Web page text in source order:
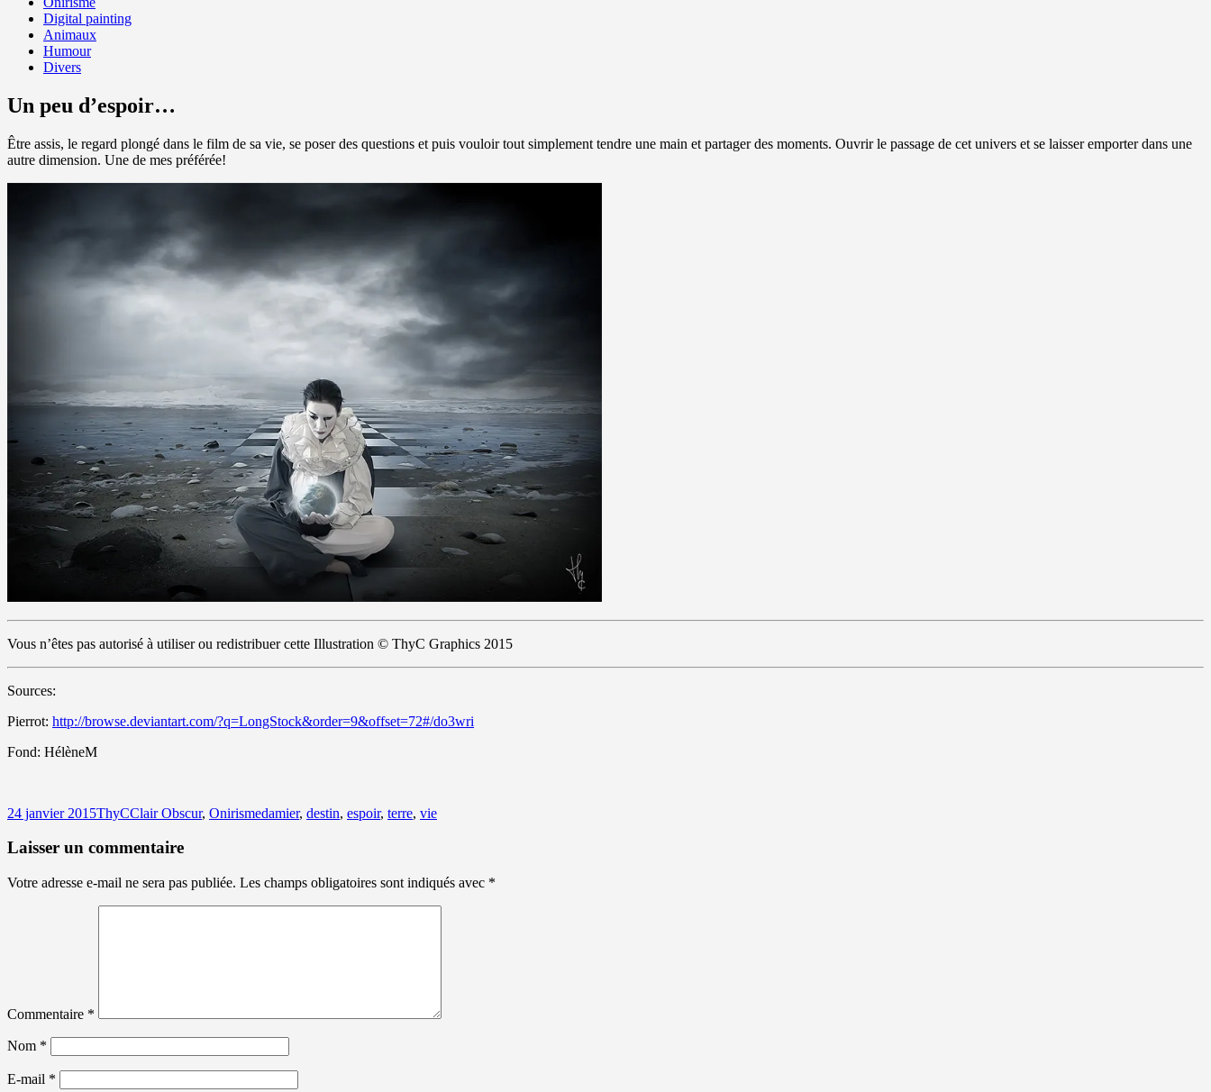
Digital painting
Animaux
Humour
Divers
Un peu d’espoir…
Être assis, le regard plongé dans le film de sa vie, se poser des questions et puis vouloir tout simplement tendre une main et partager des moments. Ouvrir le passage de cet univers et se laisser emporter dans une
autre dimension. Une de mes préférée!
Vous n’êtes pas autorisé à utiliser ou redistribuer cette Illustration © ThyC Graphics 2015
Sources:
Pierrot: http://browse.deviantart.com/?q=LongStock&order=9&offset=72#/do3wri
Fond: HélèneM
Publié
24 janvier 2015Auteur
ThyCCatégories
Clair Obscur, OnirismeMots-
damier, destin, espoir, terre, vie
Laisser un commentaire
Votre adresse e-mail ne sera pas publiée. Les champs obligatoires sont indiqués avec *
Commentaire *
Nom *
E-mail *